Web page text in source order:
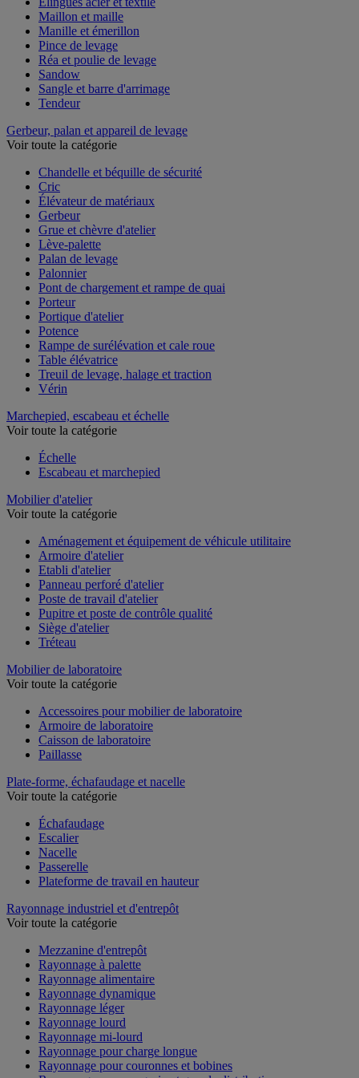
Maillon et maille
Manille et émerillon
Pince de levage
Réa et poulie de levage
Sandow
Sangle et barre d'arrimage
Tendeur
Gerbeur, palan et appareil de levage
Voir toute la catégorie
Chandelle et béquille de sécurité
Cric
Élévateur de matériaux
Gerbeur
Grue et chèvre d'atelier
Lève-palette
Palan de levage
Palonnier
Pont de chargement et rampe de quai
Porteur
Portique d'atelier
Potence
Rampe de surélévation et cale roue
Table élévatrice
Treuil de levage, halage et traction
Vérin
Marchepied, escabeau et échelle
Voir toute la catégorie
Échelle
Escabeau et marchepied
Mobilier d'atelier
Voir toute la catégorie
Aménagement et équipement de véhicule utilitaire
Armoire d'atelier
Etabli d'atelier
Panneau perforé d'atelier
Poste de travail d'atelier
Pupitre et poste de contrôle qualité
Siège d'atelier
Tréteau
Mobilier de laboratoire
Voir toute la catégorie
Accessoires pour mobilier de laboratoire
Armoire de laboratoire
Caisson de laboratoire
Paillasse
Plate-forme, échafaudage et nacelle
Voir toute la catégorie
Échafaudage
Escalier
Nacelle
Passerelle
Plateforme de travail en hauteur
Rayonnage industriel et d'entrepôt
Voir toute la catégorie
Mezzanine d'entrepôt
Rayonnage à palette
Rayonnage alimentaire
Rayonnage dynamique
Rayonnage léger
Rayonnage lourd
Rayonnage mi-lourd
Rayonnage pour charge longue
Rayonnage pour couronnes et bobines